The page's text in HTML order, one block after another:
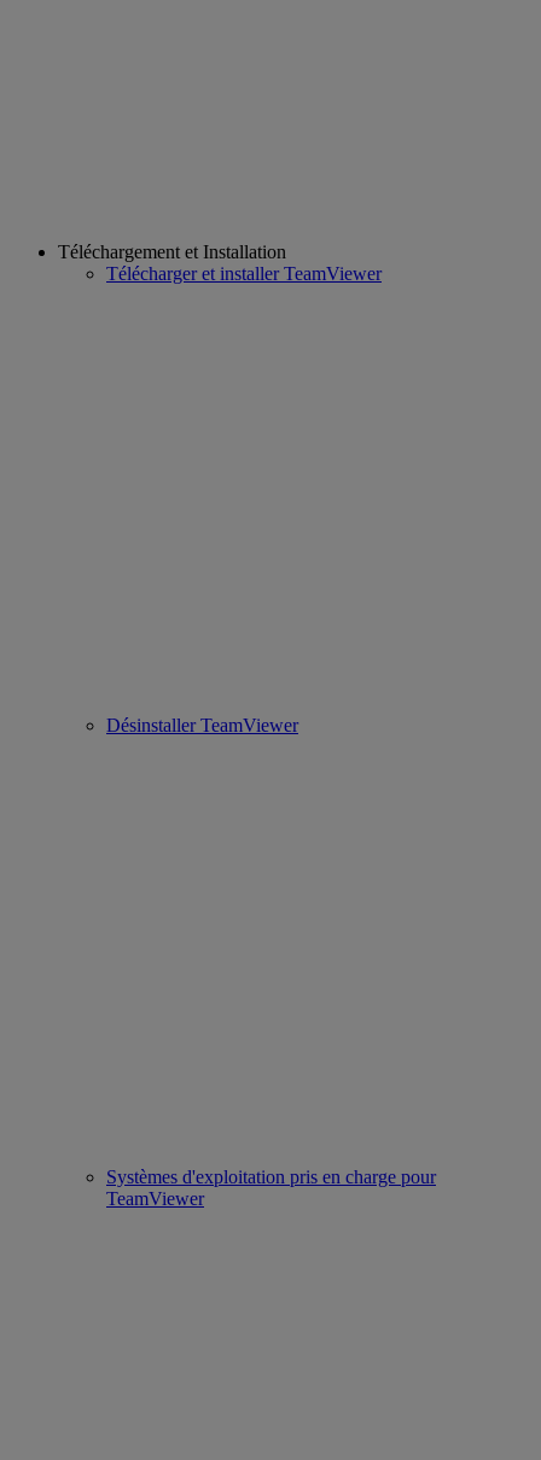
Téléchargement et Installation
Télécharger et installer TeamViewer
Désinstaller TeamViewer
Systèmes d'exploitation pris en charge pour
TeamViewer